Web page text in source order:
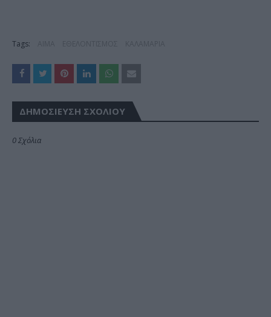
Tags:
ΔΗΜΟΣΊΕΥΣΗ ΣΧΟΛΊΟΥ
0 Σχόλια